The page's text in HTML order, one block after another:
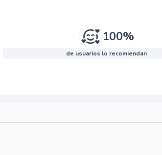
100%
de usuarios lo recomiendan